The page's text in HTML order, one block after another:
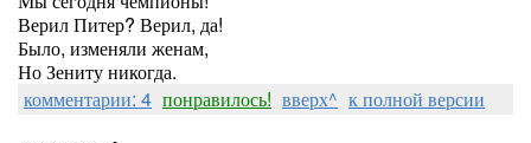
Верил Питер? Верил, да!
Было, изменяли женам,
Но Зениту никогда.
комментарии: 4 понравилось! вверх^ к полной версии